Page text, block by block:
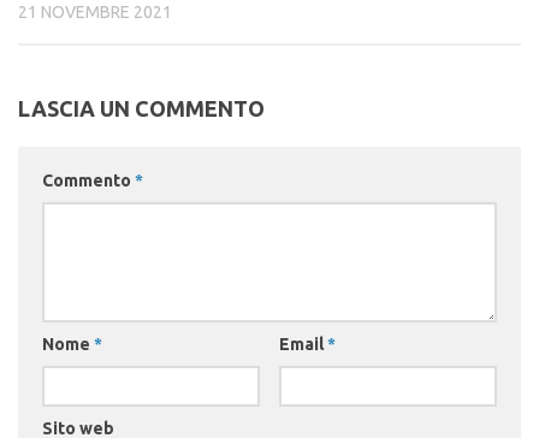
21 NOVEMBRE 2021
LASCIA UN COMMENTO
Commento *
Nome * Email*
Sito web